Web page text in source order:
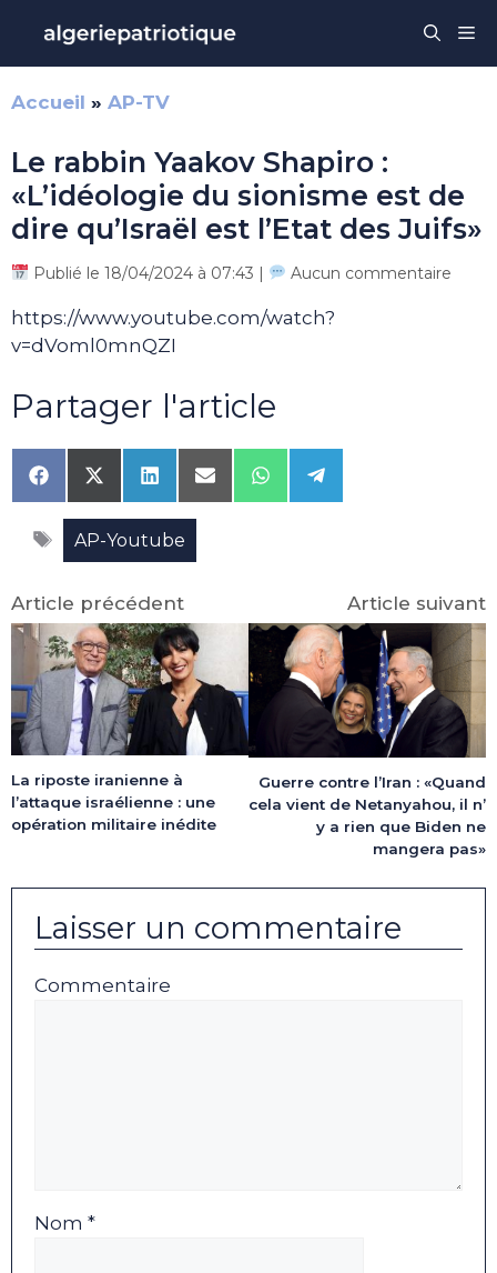
contenu
Accueil » AP-TV
Le rabbin Yaakov Shapiro :
«L’idéologie du sionisme est de
dire qu’Israël est l’Etat des Juifs»
Publié le 18/04/2024 à 07:43 | Aucun commentaire
https://www.youtube.com/watch?
v=dVoml0mnQZI
Partager l'article
Share
on
Facebook
Share
on
X
(Twitter)
Share
on
LinkedIn
Share
on
Share
on
Share
on
Étiquettes
AP-Youtube
Article précédent
La riposte iranienne à
l’attaque israélienne : une
opération militaire inédite
Article suivant
Guerre contre l’Iran : «Quand
cela vient de Netanyahou, il n’
y a rien que Biden ne
mangera pas»
Laisser un commentaire
Commentaire
Nom *